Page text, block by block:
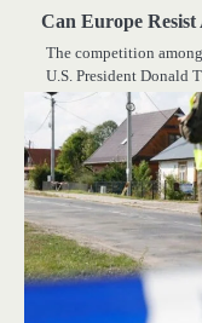
Can Europe
The competition
U.S. President Donald